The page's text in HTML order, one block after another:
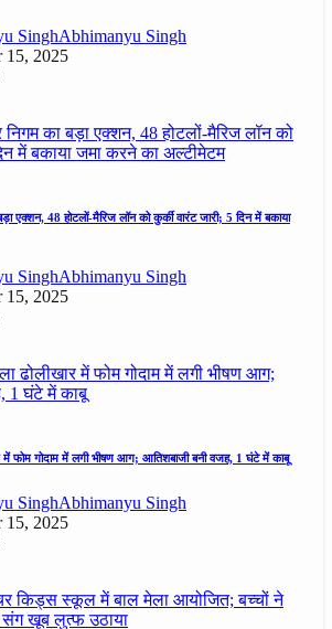
Abhimanyu Singh
15, 2025
एक्शन, 48 होटलों-मैरिज लॉन को कुर्की वारंट जारी; 5 दिन में बकाया
Abhimanyu Singh
15, 2025
में फोम गोदाम में लगी भीषण आग; आतिशबाजी बनी वजह, 1 घंटे में काबू
Abhimanyu Singh
15, 2025